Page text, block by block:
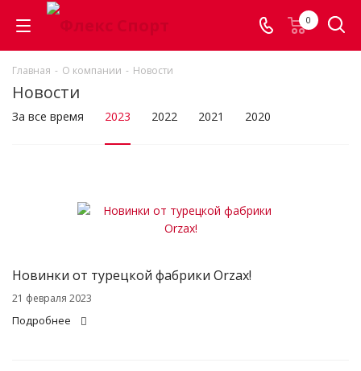
0
Главная - О компании - Новости
Новости
За все время 2023 2022 2021 2020
Новинки от турецкой фабрики Orzax!
21 февраля 2023
Подробнее